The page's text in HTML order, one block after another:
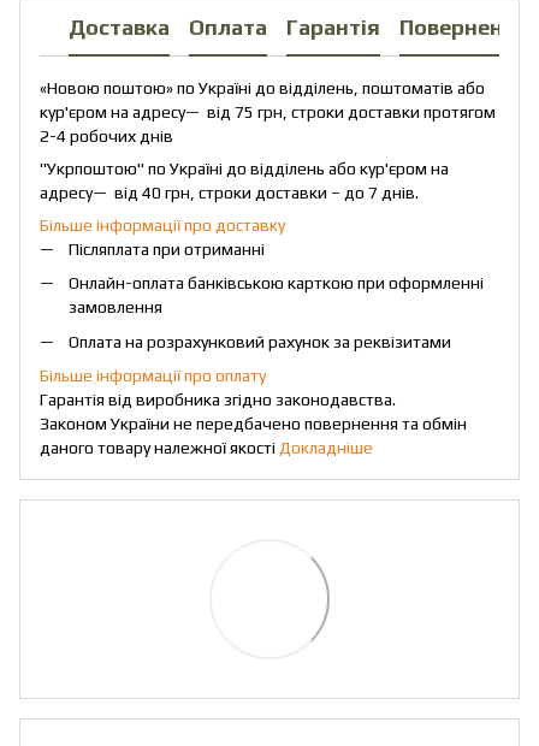
Доставка Оплата Гарантія Повернення
«Новою поштою» по Україні до відділень, поштоматів або
кур'єром на адресу— від 75 грн, строки доставки протягом
2-4 робочих днів
"Укрпоштою" по Україні до відділень або кур'єром на
адресу— від 40 грн, строки доставки – до 7 днів.
Більше інформації про доставку
Післяплата при отриманні
Онлайн-оплата банківською карткою при оформленні
замовлення
Оплата на розрахунковий рахунок за реквізитами
Більше інформації про оплату
Гарантія від виробника згідно законодавства.
Законом України не передбачено повернення та обмін
даного товару належної якості Докладніше